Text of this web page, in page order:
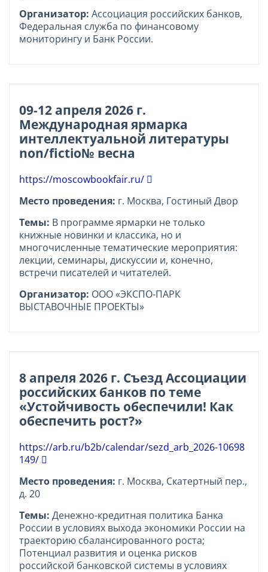
Организатор: Ассоциация российских банков,
Федеральная служба по финансовому
мониторингу и Банк России.
09-12 апреля 2026 г.
Международная ярмарка
интеллектуальной литературы
non/fictio№ весна
https://moscowbookfair.ru/
Место проведения: г. Москва, Гостиный Двор
Темы: В программе ярмарки не только
книжные новинки и классика, но и
многочисленные тематические мероприятия:
лекции, семинары, дискуссии и, конечно,
встречи писателей и читателей.
Организатор: ООО «ЭКСПО-ПАРК
ВЫСТАВОЧНЫЕ ПРОЕКТЫ»
8 апреля 2026 г. Съезд Ассоциации
российских банков по теме
«Устойчивость обеспечили! Как
обеспечить рост?»
https://arb.ru/b2b/calendar/sezd_arb_2026-10698
149/
Место проведения: г. Москва, Скатертный пер.,
д. 20
Темы: Денежно-кредитная политика Банка
России в условиях выхода экономики России на
траекторию сбалансированного роста;
Потенциал развития и оценка рисков
российской банковской системы в условиях